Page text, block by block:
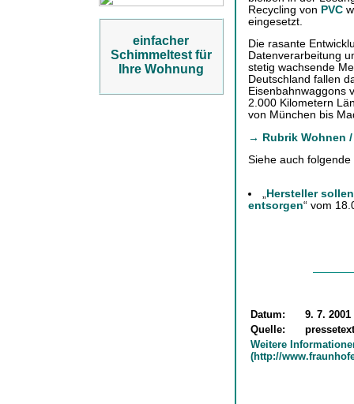
einfacher
Schimmeltest für
Ihre Wohnung
Recycling von PVC
eingesetzt.
Die rasante
Datenverarbeitung
stetig wachsende
Deutschland fallen
Eisenbahnwaggons
2.000 Kilometern
von München bis
→ Rubrik Wohnen
Siehe auch folgende
„Hersteller
entsorgen“ vom
Datum:
9. 7. 2001
Quelle:
Weitere
(http://